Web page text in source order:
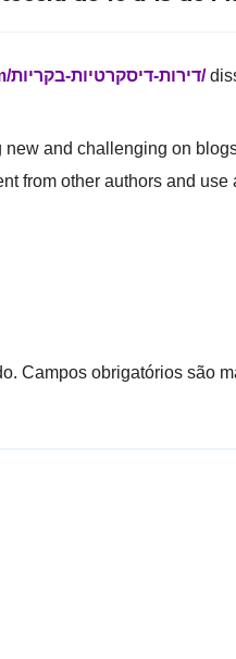
https://iloveroom.co.il/room/דירות-דיסקרטיות-בקריות/
new and challenging on
from other authors and
Campos obrigatórios são